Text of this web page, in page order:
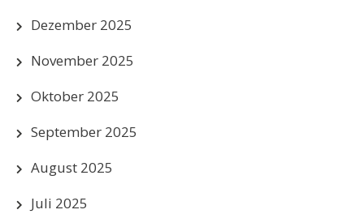
Dezember 2025
November 2025
Oktober 2025
September 2025
August 2025
Juli 2025